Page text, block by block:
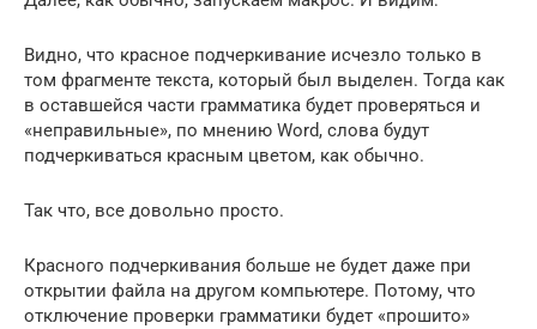
Видно, что красное подчеркивание исчезло только в
том фрагменте текста, который был выделен. Тогда как
в оставшейся части грамматика будет проверяться и
«неправильные», по мнению Word, слова будут
подчеркиваться красным цветом, как обычно.
Так что, все довольно просто.
Красного подчеркивания больше не будет даже при
открытии файла на другом компьютере. Потому, что
отключение проверки грамматики будет «прошито»